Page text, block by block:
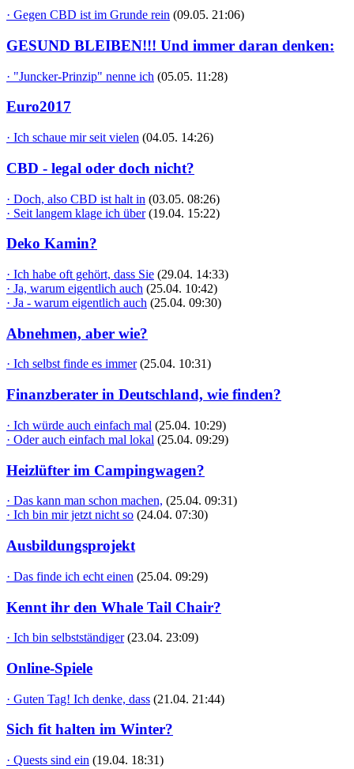
· Gegen CBD ist im Grunde rein (09.05. 21:06)
GESUND BLEIBEN!!! Und immer daran denken:
· "Juncker-Prinzip" nenne ich (05.05. 11:28)
Euro2017
· Ich schaue mir seit vielen (04.05. 14:26)
CBD - legal oder doch nicht?
· Doch, also CBD ist halt in (03.05. 08:26)
· Seit langem klage ich über (19.04. 15:22)
Deko Kamin?
· Ich habe oft gehört, dass Sie (29.04. 14:33)
· Ja, warum eigentlich auch (25.04. 10:42)
· Ja - warum eigentlich auch (25.04. 09:30)
Abnehmen, aber wie?
· Ich selbst finde es immer (25.04. 10:31)
Finanzberater in Deutschland, wie finden?
· Ich würde auch einfach mal (25.04. 10:29)
· Oder auch einfach mal lokal (25.04. 09:29)
Heizlüfter im Campingwagen?
· Das kann man schon machen, (25.04. 09:31)
· Ich bin mir jetzt nicht so (24.04. 07:30)
Ausbildungsprojekt
· Das finde ich echt einen (25.04. 09:29)
Kennt ihr den Whale Tail Chair?
· Ich bin selbstständiger (23.04. 23:09)
Online-Spiele
· Guten Tag! Ich denke, dass (21.04. 21:44)
Sich fit halten im Winter?
· Quests sind ein (19.04. 18:31)